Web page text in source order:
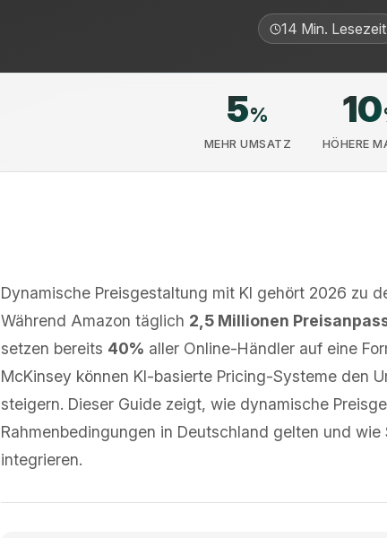
14 Min. Lesezeit
5%
MEHR UMSATZ
10
HÖHERE
Dynamische Preisgestaltung mit KI gehört 2026 zu
Während Amazon täglich 2,5 Millionen
setzen bereits 40% aller Online-Händler auf eine
McKinsey können KI-basierte Pricing-Systeme den
steigern. Dieser Guide zeigt, wie dynamische
Rahmenbedingungen in Deutschland gelten und wie
integrieren.